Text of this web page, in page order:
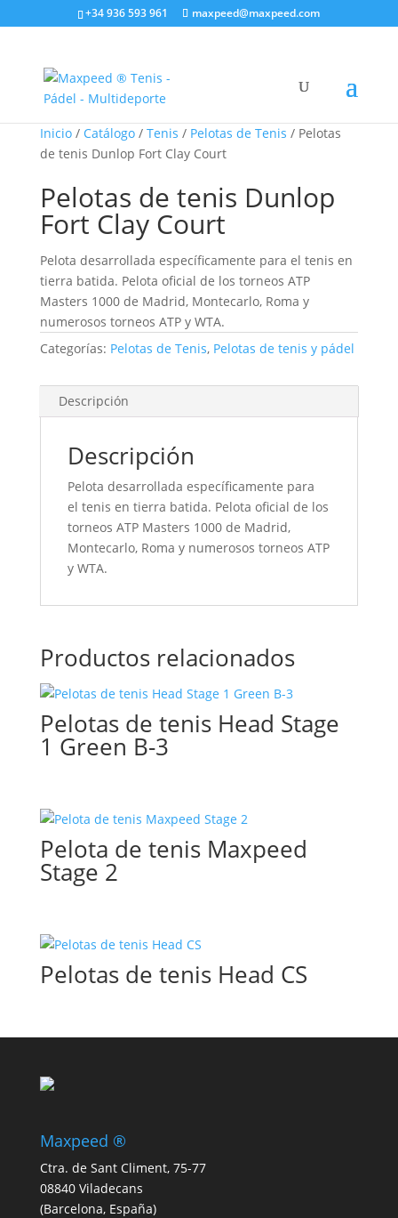
+34 936 593 961 maxpeed@maxpeed.com
Inicio/ Catálogo/ Tenis / Pelotas de Tenis / Pelotas
de tenis Dunlop Fort Clay Court
Pelotas de tenis Dunlop
Fort Clay Court
Pelota desarrollada específicamente para el tenis en
tierra batida. Pelota oficial de los torneos ATP
Masters 1000 de Madrid, Montecarlo, Roma y
numerosos torneos ATP y WTA.
Categorías: Pelotas de Tenis, Pelotas de tenis y pádel
Descripción
Descripción
Pelota desarrollada específicamente para
el tenis en tierra batida. Pelota oficial de los
torneos ATP Masters 1000 de Madrid,
Montecarlo, Roma y numerosos torneos ATP
y WTA.
Productos relacionados
Pelotas de tenis Head Stage
1 Green B-3
Pelota de tenis Maxpeed
Stage 2
Pelotas de tenis Head CS
Maxpeed ®
Ctra. de Sant Climent, 75-77
08840 Viladecans
(Barcelona, España)